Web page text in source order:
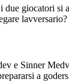
i due giocatori
lavversario?
e Sinner
a